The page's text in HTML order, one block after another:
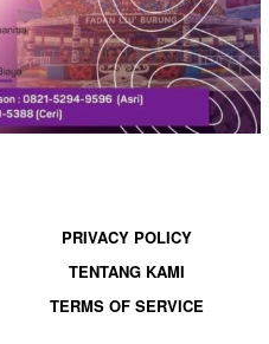
PRIVACY POLICY
TENTANG KAMI
TERMS OF SERVICE